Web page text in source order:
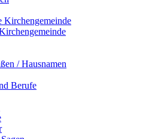
Kirchengemeinde
/ Hausnamen
Berufe